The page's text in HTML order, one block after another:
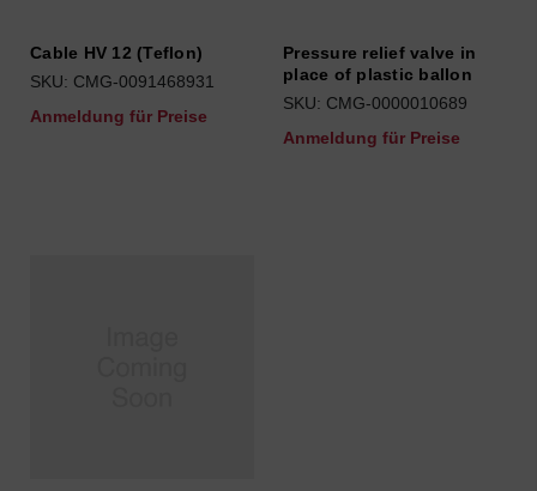
Cable HV 12 (Teflon)
SKU: CMG-0091468931
Anmeldung für Preise
Pressure relief valve in
place of plastic ballon
SKU: CMG-0000010689
Anmeldung für Preise